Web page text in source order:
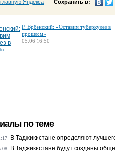
Яндекса Сохранить в:
Р. Врбенский: «Оставим туберкулез в
прошлом»
05.06 16:50
по теме
В Таджикистане определяют
В Таджикистане будут созданы